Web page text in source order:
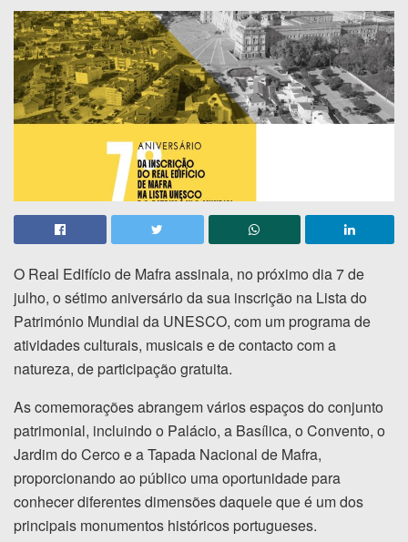
O Real Edifício de Mafra assinala, no próximo dia 7 de
julho, o sétimo aniversário da sua inscrição na Lista do
Património Mundial da UNESCO, com um programa de
atividades culturais, musicais e de contacto com a
natureza, de participação gratuita.
As comemorações abrangem vários espaços do conjunto
patrimonial, incluindo o Palácio, a Basílica, o Convento, o
Jardim do Cerco e a Tapada Nacional de Mafra,
proporcionando ao público uma oportunidade para
conhecer diferentes dimensões daquele que é um dos
principais monumentos históricos portugueses.